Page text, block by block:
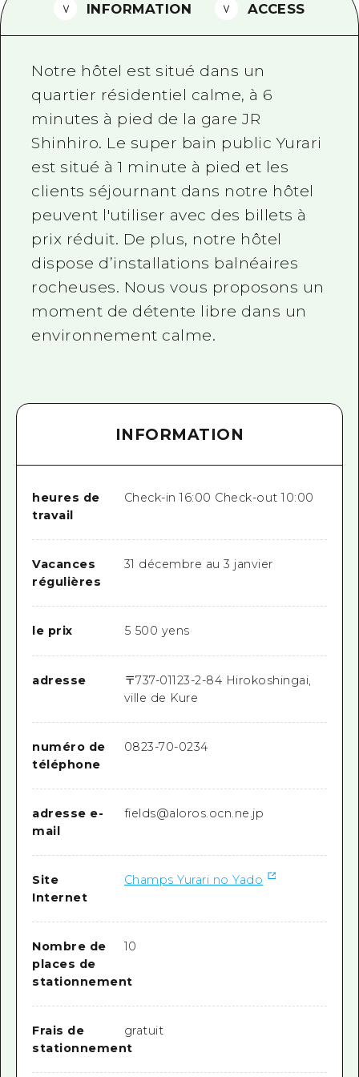
FAQ
Téléchargement de Photos
Informations sur le transport en
Brochure touristique
INFORMATION ACCESS
Notre hôtel est situé dans un
quartier résidentiel calme, à 6
minutes à pied de la gare JR
Shinhiro. Le super bain public Yurari
est situé à 1 minute à pied et les
clients séjournant dans notre hôtel
peuvent l'utiliser avec des billets à
prix réduit. De plus, notre hôtel
dispose d’installations balnéaires
rocheuses. Nous vous proposons un
moment de détente libre dans un
environnement calme.
INFORMATION
heures de
travail
Check-in 16:00 Check-out 10:00
Vacances
régulières
31 décembre au 3 janvier
le prix 5 500 yens
adresse 〒737-01123-2-84 Hirokoshingai,
ville de Kure
numéro de
téléphone
0823-70-0234
adresse e-
mail
fields@aloros.ocn.ne.jp
Site
Internet
Champs Yurari no Yado
Nombre de
places de
stationnement
10
Frais de
stationnement
gratuit